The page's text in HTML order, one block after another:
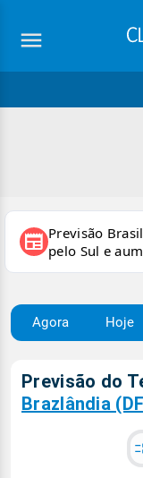
newspaper Previsão
pelo Sul e
ventania
Agora Hoje
Previsão do
Brazlândia